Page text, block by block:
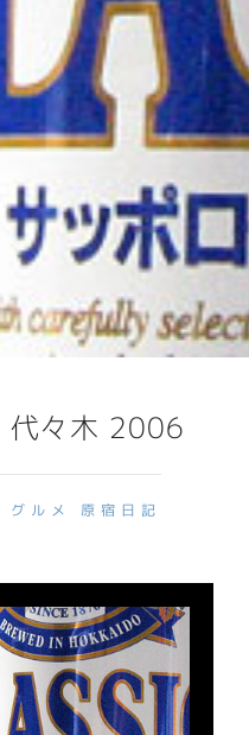
代々木 2006
グルメ 原宿日記